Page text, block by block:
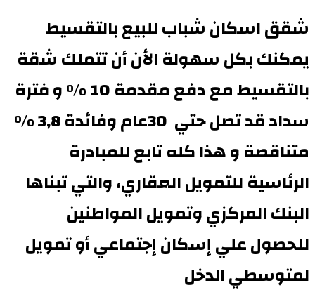
شقق اسكان شباب للبيع بالتقسيط
يمكنك بكل سهولة الأن أن تتملك شقة
بالتقسيط مع دفع مقدمة 10 % و فترة
سداد قد تصل حتي 30عام وفائدة 3,8 %
متناقصة و هذا كله تابع للمبادرة
الرئاسية للتمويل العقاري، والتي تبناها
البنك المركزي وتمويل المواطنين
للحصول علي إسكان إجتماعي أو تمويل
لمتوسطي الدخل